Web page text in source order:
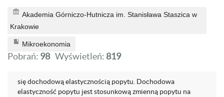
Akademia Górniczo-Hutnicza im. Stanisława Staszica w
Krakowie
Mikroekonomia
Pobrań: 98 Wyświetleń: 819
się dochodową elastycznością popytu. Dochodowa
elastyczność popytu jest stosunkową zmienną popytu na